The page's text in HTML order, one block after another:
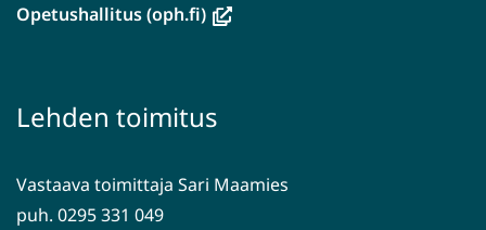
Opetushallitus (oph.fi)(avautuu
toiseen
Lehden toimitus
Vastaava toimittaja Sari Maamies
puh. 0295 331 049